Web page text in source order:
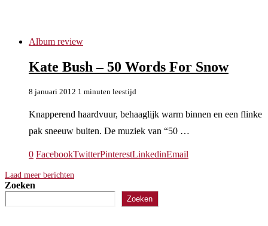
Album review
Kate Bush – 50 Words For Snow
8 januari 2012 1 minuten leestijd
Knapperend haardvuur, behaaglijk warm binnen en een flinke
pak sneeuw buiten. De muziek van “50 …
0 FacebookTwitterPinterestLinkedinEmail
Laad meer berichten
Zoeken
Zoeken